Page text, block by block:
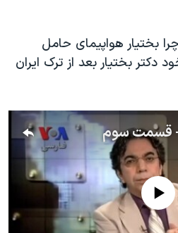
بختیار هواپیمای حامل
دکتر بختیار بعد از ترک ایران
No media source